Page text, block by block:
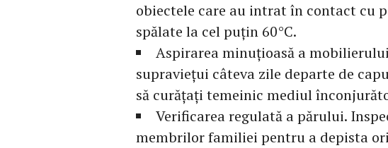
obiectele care au intrat în contact cu
spălate la cel puțin 60°C.
Aspirarea minuțioasă a
supraviețui câteva zile departe de
să curățați temeinic mediul
Verificarea regulată a părului.
membrilor familiei pentru a depista